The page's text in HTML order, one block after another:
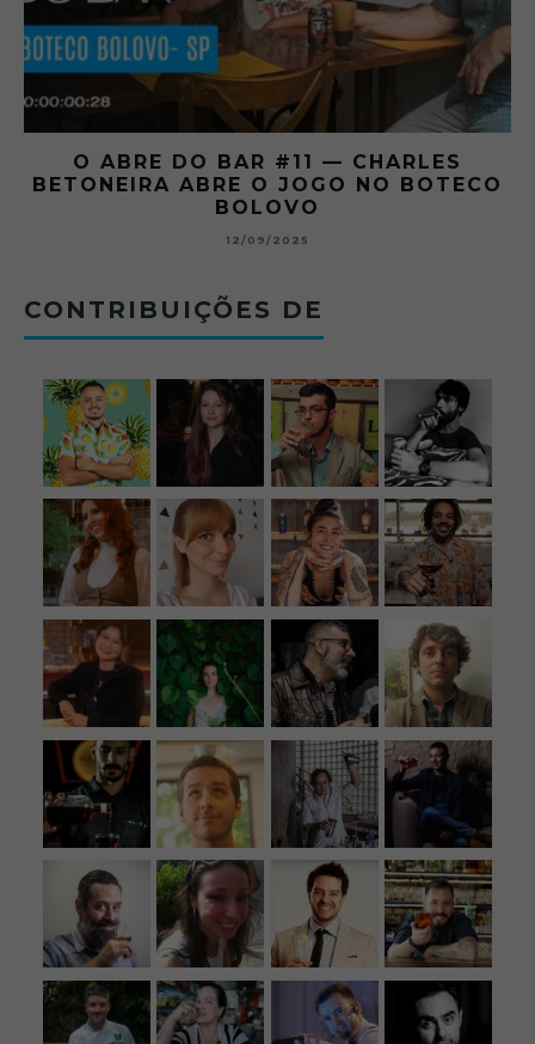
O ABRE DO BAR #11 — CHARLES
BETONEIRA ABRE O JOGO NO BOTECO
BOLOVO
12/09/2025
CONTRIBUIÇÕES DE